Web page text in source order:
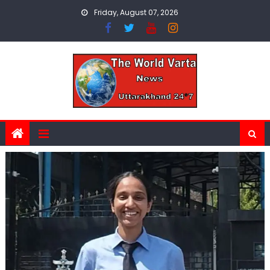
Friday, August 07, 2026